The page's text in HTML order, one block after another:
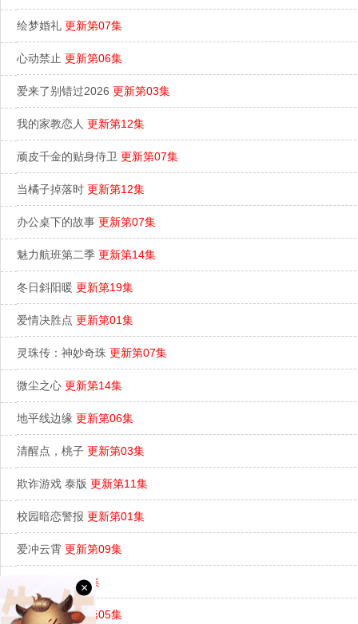
绘梦婚礼 更新第07集
心动禁止 更新第06集
爱来了别错过2026 更新第03集
我的家教恋人 更新第12集
顽皮千金的贴身侍卫 更新第07集
当橘子掉落时 更新第12集
办公桌下的故事 更新第07集
魅力航班第二季 更新第14集
冬日斜阳暖 更新第19集
爱情决胜点 更新第01集
灵珠传：神妙奇珠 更新第07集
微尘之心 更新第14集
地平线边缘 更新第06集
清醒点，桃子 更新第03集
欺诈游戏 泰版 更新第11集
校园暗恋警报 更新第01集
爱冲云霄 更新第09集
更新第06集
迷失之光更新第05集
×